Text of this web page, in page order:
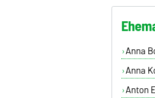
Anna
Anna
Anton